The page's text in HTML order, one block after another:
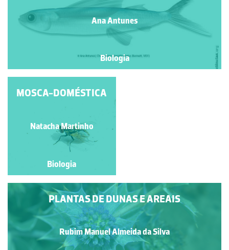
Ana Antunes
Biologia
ESCARAVELHO-
ESCARAVELHO-DA-
PALMEIRA
Natacha Martinho
Biologia
MOSCA-DOMÉSTICA
Natacha Martinho
Biologia
PLANTAS DE DUNAS E AREAIS
Rubim Manuel Almeida da Silva